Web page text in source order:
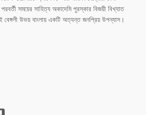
সময়ের সাহিত্য অকাদেমি পুরস্কার বিজয়ী বিখ্যাত
বেঙ্গলী উভয় বাংলায় একটি অত্যন্ত জনপ্রিয় উপন্যাস।